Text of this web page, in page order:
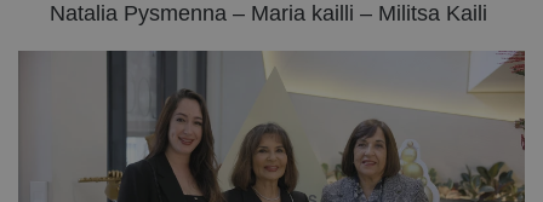
Natalia Pysmenna – Maria kailli – Militsa Kaili